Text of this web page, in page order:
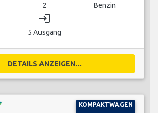
2 Benzin
login
5 Ausgang
DETAILS ANZEIGEN...
KOMPAKTWAGEN